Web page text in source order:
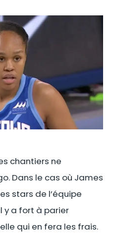
chantiers ne
Dans le cas où James
stars de l’équipe
y a fort à parier
qui en fera les frais.